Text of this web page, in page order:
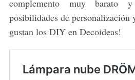
complemento muy barato
posibilidades de personalización
gustan los DIY en Decoideas!